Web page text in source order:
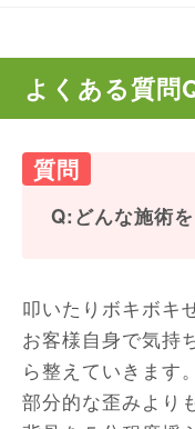
よくある質問
Q:どんな施術
叩いたりボキボキ
お客様自身で気持
ら整えていきます。
部分的な歪みより